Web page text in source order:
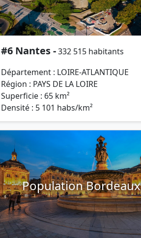
#6 Nantes -332 515 habitants
Département : LOIRE-ATLANTIQUE
Région : PAYS DE LA LOIRE
Superficie : 65 km²
Densité : 5 101 habs/km²
Population Bordeaux